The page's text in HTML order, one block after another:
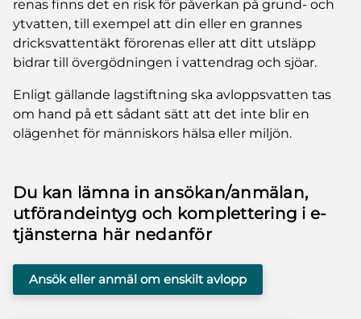
renas finns det en risk för påverkan på grund- och
ytvatten, till exempel att din eller en grannes
dricksvattentäkt förorenas eller att ditt utsläpp
bidrar till övergödningen i vattendrag och sjöar.
Enligt gällande lagstiftning ska avloppsvatten tas
om hand på ett sådant sätt att det inte blir en
olägenhet för människors hälsa eller miljön.
Du kan lämna in ansökan/anmälan,
utförandeintyg och komplettering i e-
tjänsterna här nedanför
Ansök eller anmäl om enskilt avlopp